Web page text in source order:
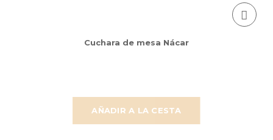
AÑADIR A LA CESTA
Cuchara de mesa Nácar